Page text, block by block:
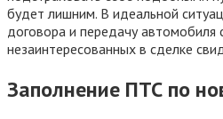
будет лишним. В идеальной
договора и передачу автомобиля
незаинтересованных в сделке
Заполнение ПТС по